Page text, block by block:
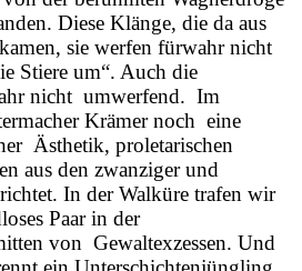
Diese Klänge, die da aus
sie werfen fürwahr nicht
Stiere um“. Auch die
nicht umwerfend. Im
Krämer noch eine
Ästhetik, proletarischen
aus den zwanziger und
In der Walküre trafen wir
Paar in der
von Gewaltexzessen. Und